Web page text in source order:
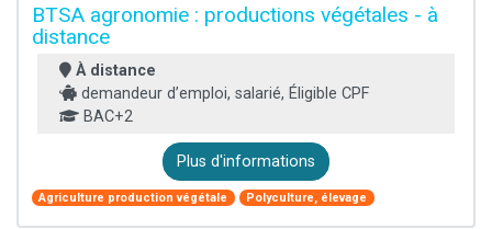
BTSA agronomie : productions végétales - à
distance
À distance
demandeur d’emploi, salarié, Éligible CPF
BAC+2
Plus d'informations
Agriculture production végétale Polyculture, élevage